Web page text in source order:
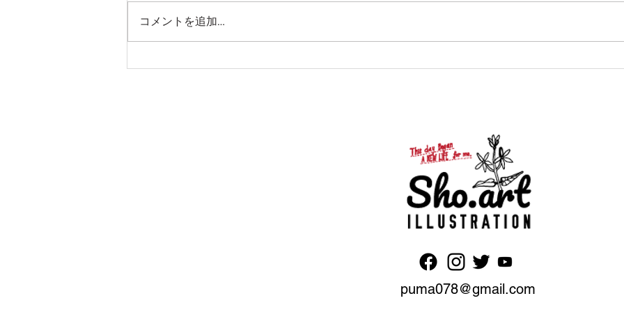
コメントを追加…
puma078@gmail.com